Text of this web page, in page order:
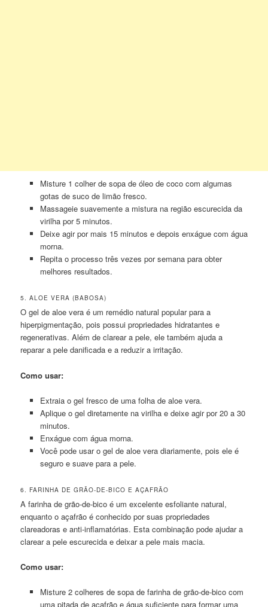
Misture 1 colher de sopa de óleo de coco com algumas
gotas de suco de limão fresco.
Massageie suavemente a mistura na região escurecida da
virilha por 5 minutos.
Deixe agir por mais 15 minutos e depois enxágue com água
morna.
Repita o processo três vezes por semana para obter
melhores resultados.
5. ALOE VERA (BABOSA)
O gel de aloe vera é um remédio natural popular para a
hiperpigmentação, pois possui propriedades hidratantes e
regenerativas. Além de clarear a pele, ele também ajuda a
reparar a pele danificada e a reduzir a irritação.
Como usar:
Extraia o gel fresco de uma folha de aloe vera.
Aplique o gel diretamente na virilha e deixe agir por 20 a 30
minutos.
Enxágue com água morna.
Você pode usar o gel de aloe vera diariamente, pois ele é
seguro e suave para a pele.
6. FARINHA DE GRÃO-DE-BICO E AÇAFRÃO
A farinha de grão-de-bico é um excelente esfoliante natural,
enquanto o açafrão é conhecido por suas propriedades
clareadoras e anti-inflamatórias. Esta combinação pode ajudar a
clarear a pele escurecida e deixar a pele mais macia.
Como usar:
Misture 2 colheres de sopa de farinha de grão-de-bico com
uma pitada de açafrão e água suficiente para formar uma